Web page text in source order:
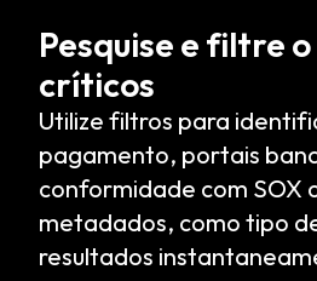
Pesquise e filtre
críticos
Utilize filtros para
pagamento, portais
conformidade com SOX
metadados, como tipo
resultados